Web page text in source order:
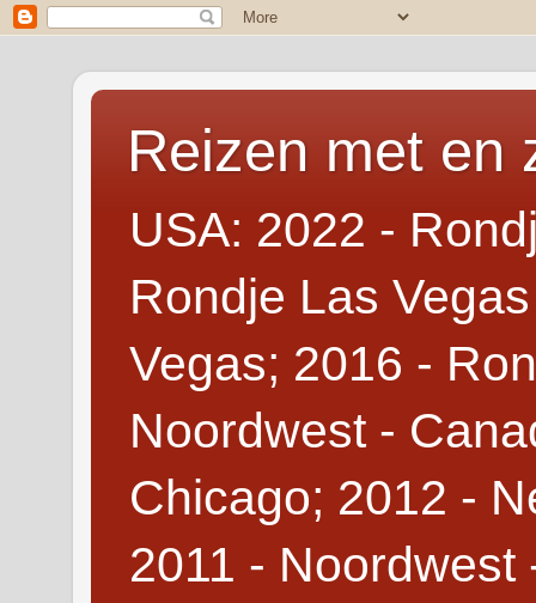
Reizen met en
USA: 2022 -
Rondje Las
Vegas; 2016 -
Noordwest -
Chicago; 2012 -
2011 - Noordwest